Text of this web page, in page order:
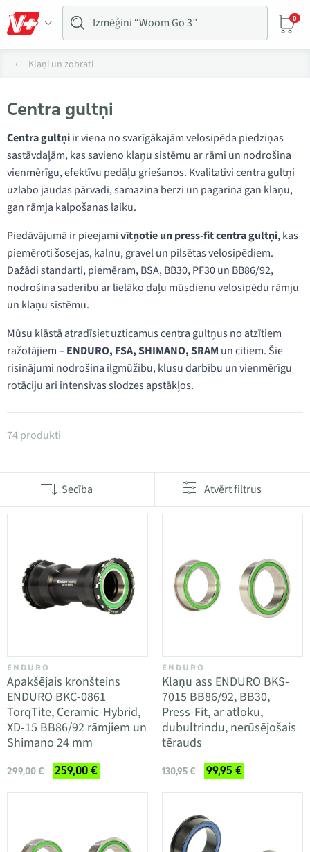
0
Klaņi un zobrati
Centra gultņi
Centra gultņiir viena no svarīgākajām velosipēda piedziņas
sastāvdaļām, kas savieno klaņu sistēmu ar rāmi un nodrošina
vienmērīgu, efektīvu pedāļu griešanos. Kvalitatīvi centra gultņi
uzlabo jaudas pārvadi, samazina berzi un pagarina gan klaņu,
gan rāmja kalpošanas laiku.
Piedāvājumā ir pieejamivītņotie un press-fit centra gultņi, kas
piemēroti šosejas, kalnu, gravel un pilsētas velosipēdiem.
Dažādi standarti, piemēram, BSA, BB30, PF30 un BB86/92,
nodrošina saderību ar lielāko daļu mūsdienu velosipēdu rāmju
un klaņu sistēmu.
Mūsu klāstā atradīsiet uzticamus centra gultņus no atzītiem
ražotājiem – ENDURO, FSA, SHIMANO, SRAM un citiem. Šie
risinājumi nodrošina ilgmūžību, klusu darbību un vienmērīgu
rotāciju arī intensīvas slodzes apstākļos.
Produkti kategorijā Centra gultņi
74 produkti
Secība Atvērt filtrus
ENDURO
Apakšējais kronšteins
ENDURO BKC-0861
TorqTite, Ceramic-Hybrid,
XD-15 BB86/92 rāmjiem un
Shimano 24 mm
299,00 € 259,00 €
ENDURO
Klaņu ass ENDURO BKS-
7015 BB86/92, BB30,
Press-Fit, ar atloku,
dubultrindu, nerūsējošais
tērauds
130,95 € 99,95 €